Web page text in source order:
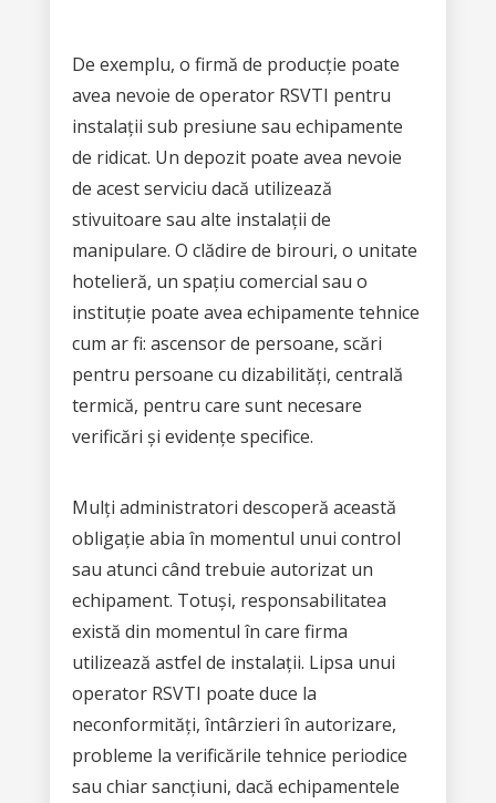
De exemplu, o firmă de producție poate
avea nevoie de operator RSVTI pentru
instalații sub presiune sau echipamente
de ridicat. Un depozit poate avea nevoie
de acest serviciu dacă utilizează
stivuitoare sau alte instalații de
manipulare. O clădire de birouri, o unitate
hotelieră, un spațiu comercial sau o
instituție poate avea echipamente tehnice
cum ar fi: ascensor de persoane, scări
pentru persoane cu dizabilități, centrală
termică, pentru care sunt necesare
verificări și evidențe specifice.
Mulți administratori descoperă această
obligație abia în momentul unui control
sau atunci când trebuie autorizat un
echipament. Totuși, responsabilitatea
există din momentul în care firma
utilizează astfel de instalații. Lipsa unui
operator RSVTI poate duce la
neconformități, întârzieri în autorizare,
probleme la verificările tehnice periodice
sau chiar sancțiuni, dacă echipamentele